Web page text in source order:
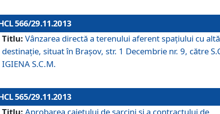
566/29.11.2013
Titlu: Vânzarea directă a terenului aferent spaţiului cu altă
destinaţie, situat în Braşov, str. 1 Decembrie nr. 9, către
IGIENA S.C.M.
565/29.11.2013